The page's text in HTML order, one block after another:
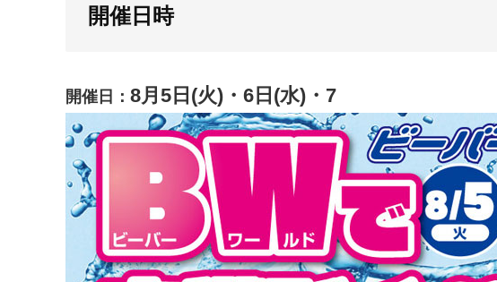
開催日時
開催日： 8月5日(火)・6日(水)・7